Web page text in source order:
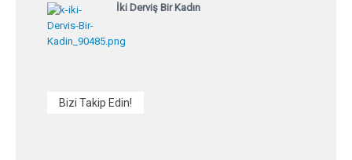
İki Derviş Bir Kadın
Bizi Takip Edin!